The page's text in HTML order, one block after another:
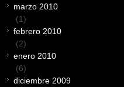
marzo 2010
(1)
febrero 2010
(2)
enero 2010
(6)
diciembre 2009